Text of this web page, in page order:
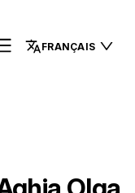
FRANÇAIS